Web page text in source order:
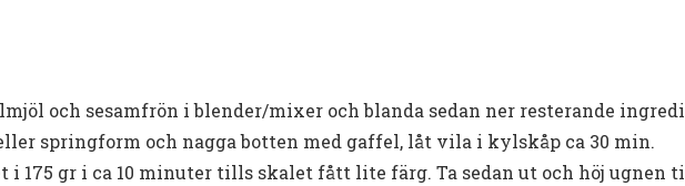
och sesamfrön i blender/mixer och blanda sedan ner resterande
springform och nagga botten med gaffel, låt vila i kylskåp ca 30 min.
i 175 gr i ca 10 minuter tills skalet fått lite färg. Ta sedan ut och höj ugnen